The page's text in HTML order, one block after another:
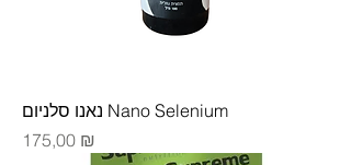
נאנו סלניום Nano Selenium
Цена
175,00 ₪